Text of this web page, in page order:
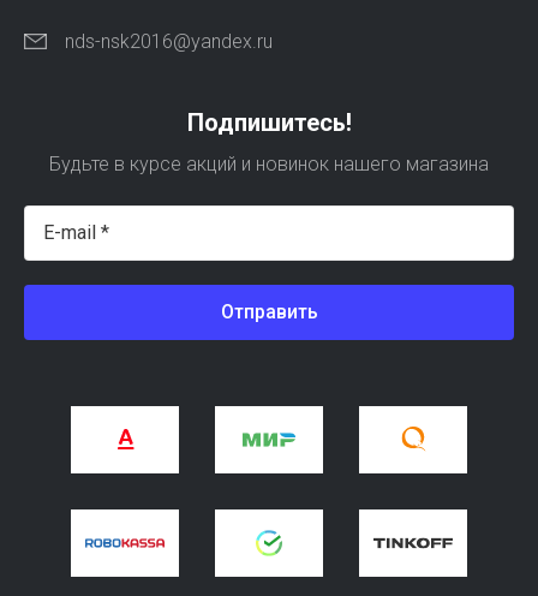
nds-nsk2016@yandex.ru
Подпишитесь!
Будьте в курсе акций и новинок нашего магазина
Отправить